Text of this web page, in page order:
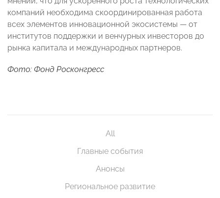
компаний необходима скоординированная работа
всех элементов инновационной экосистемы — от
институтов поддержки и венчурных инвесторов до
рынка капитала и международных партнеров.
Фото: Фонд Росконгресс
All
Главные события
Анонсы
Региональное развитие